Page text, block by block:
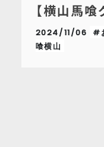
【横山馬
2024/11/06 #
喰横山